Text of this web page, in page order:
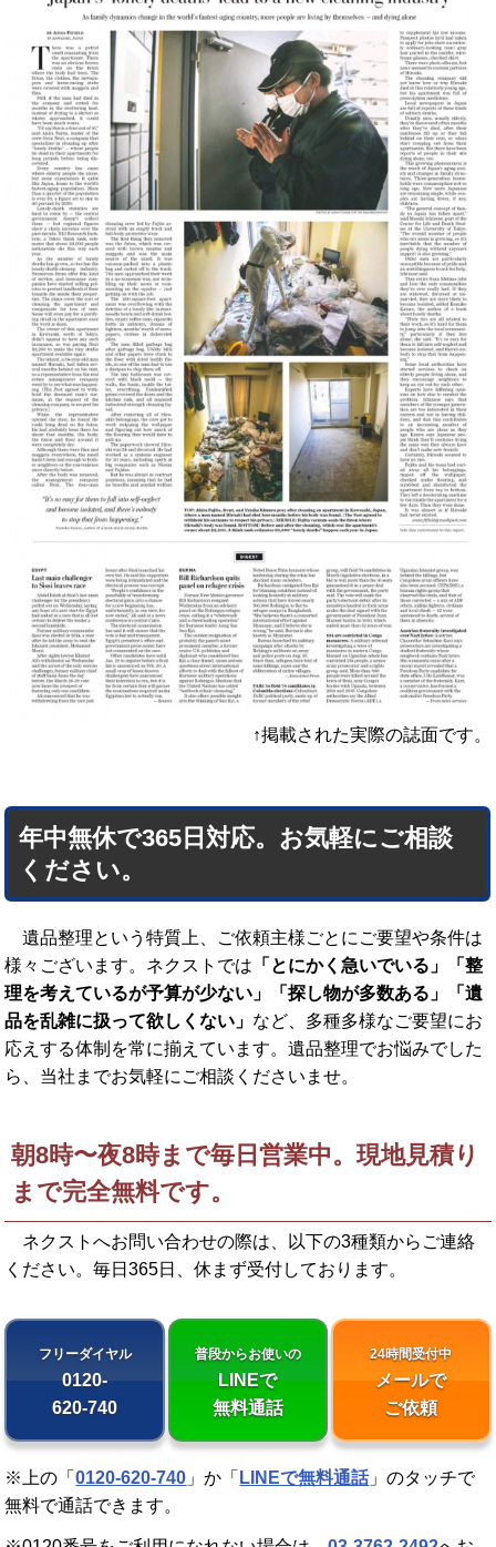
↑掲載された実際の誌面です。
年中無休で365日対応。お気軽にご相談
ください。
遺品整理という特質上、ご依頼主様ごとにご要望や条件は
様々ございます。ネクストでは 「とにかく急いでいる」「整
理を考えているが予算が少ない」「探し物が多数ある」「遺
品を乱雑に扱って欲しくない」 など、多種多様なご要望にお
応えする体制を常に揃えています。遺品整理でお悩みでした
ら、当社までお気軽にご相談くださいませ。
朝8時〜夜8時まで毎日営業中。現地見積り
まで完全無料です。
ネクストへお問い合わせの際は、以下の3種類からご連絡
ください。毎日365日、休まず受付しております。
フリーダイヤル
0120-
620-740
普段からお使いの
LINEで
無料通話
24時間受付中
メールで
ご依頼
※上の「0120-620-740 」か「 LINEで無料通話」のタッチで
無料で通話できます。